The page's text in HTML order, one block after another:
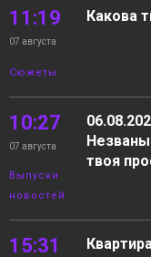
11:19
07 августа
Сюжеты
Какова
10:27
07 августа
Выпуски
новостей
твоя
15:31